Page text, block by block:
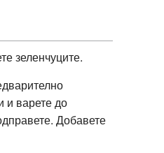
зеленчуците.
и варете до
Добавете